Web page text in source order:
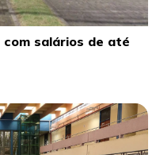
salários de até